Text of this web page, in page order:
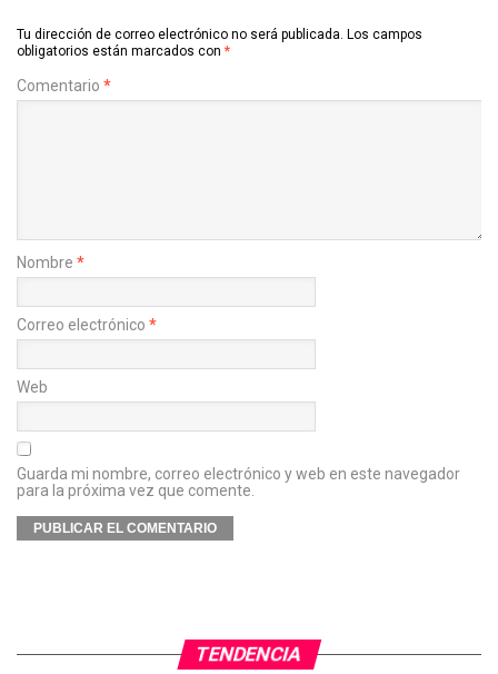
Tu dirección de correo electrónico no será publicada. Los campos
obligatorios están marcados con *
Comentario *
Nombre *
Correo electrónico *
Web
Guarda mi nombre, correo electrónico y web en este navegador
para la próxima vez que comente.
TENDENCIA